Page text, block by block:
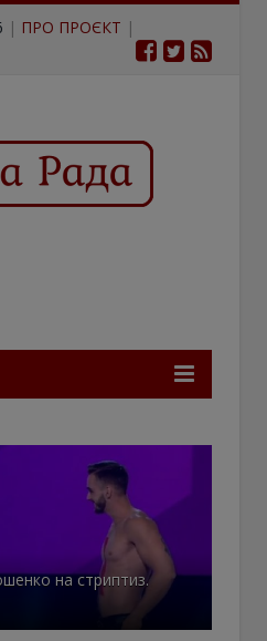
| ПРО ПРОЄКТ |
на стриптиз.